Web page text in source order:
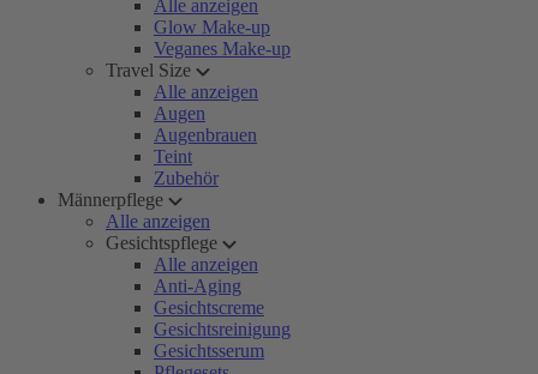
Alle anzeigen
Glow Make-up
Veganes Make-up
Travel Size
Alle anzeigen
Augen
Augenbrauen
Teint
Zubehör
Männerpflege
Alle anzeigen
Gesichtspflege
Alle anzeigen
Anti-Aging
Gesichtscreme
Gesichtsreinigung
Gesichtsserum